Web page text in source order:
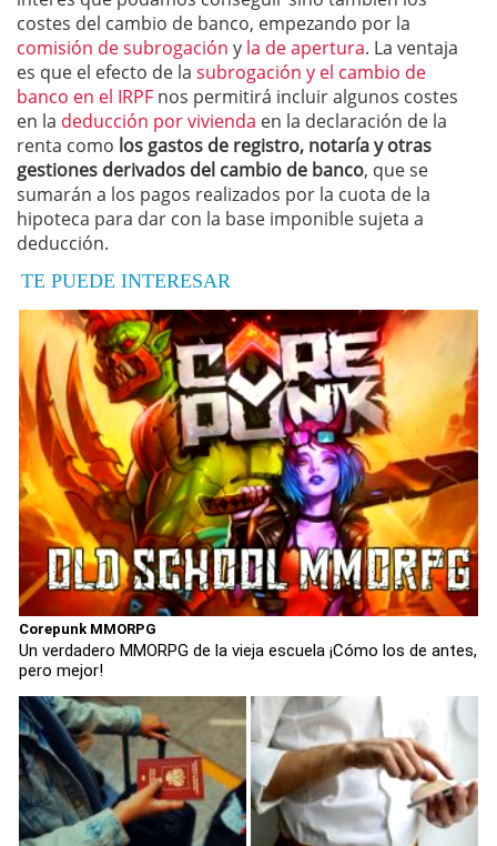
costes del cambio de banco, empezando por la
comisión de subrogación y la de apertura. La ventaja
es que el efecto de la subrogación y el cambio de
banco en el IRPF nos permitirá incluir algunos costes
en la deducción por vivienda en la declaración de la
renta como los gastos de registro, notaría y otras
gestiones derivados del cambio de banco, que se
sumarán a los pagos realizados por la cuota de la
hipoteca para dar con la base imponible sujeta a
deducción.
TE PUEDE INTERESAR
Corepunk MMORPG
Un verdadero MMORPG de la vieja escuela ¡Cómo los de antes,
pero mejor!